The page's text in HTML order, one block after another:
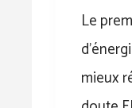
Le
mieux